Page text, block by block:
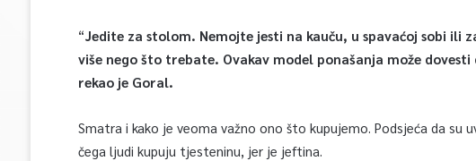
“Jedite za stolom. Nemojte jesti na kauču, u spavaćoj sobi ili
više nego što trebate. Ovakav model ponašanja može
rekao je Goral.
Smatra i kako je veoma važno ono što kupujemo. Podsjeća da su
čega ljudi kupuju tjesteninu, jer je jeftina.